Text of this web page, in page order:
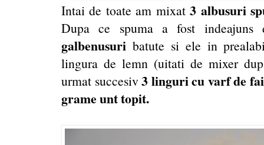
Intai de toate am mixat3 albusuri
Dupa ce spuma a fost
galbenusuri batute si ele in
lingura de lemn (uitati de mixer
urmat succesiv3 linguri cu varf de
grame unt topit.